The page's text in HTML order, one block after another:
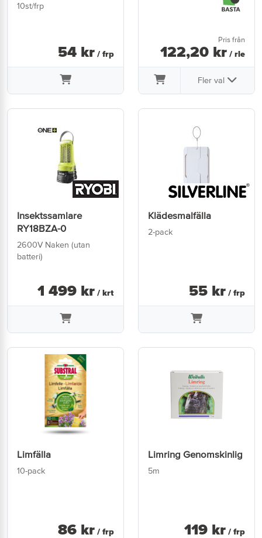
10st/frp
54 kr / frp
Pris från
122,20 kr / rle
Fler val
Insektssamlare
RY18BZA-0
2600V Naken (utan
batteri)
1 499 kr / krt
Klädesmalfälla
2-pack
55 kr / frp
Limfälla
10-pack
86 kr / frp
Limring Genomskinlig
5m
119 kr / frp